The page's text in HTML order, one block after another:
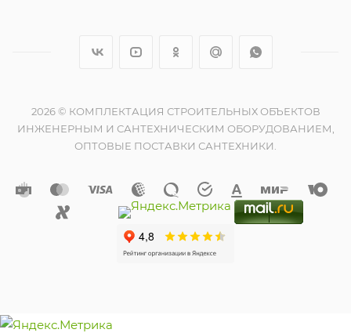
2026 © КОМПЛЕКТАЦИЯ СТРОИТЕЛЬНЫХ ОБЪЕКТОВ
ИНЖЕНЕРНЫМ И САНТЕХНИЧЕСКИМ ОБОРУДОВАНИЕМ,
ОПТОВЫЕ ПОСТАВКИ САНТЕХНИКИ.